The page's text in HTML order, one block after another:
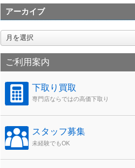
アーカイブ
ア
ー
カ
イご利用案内
下取り買取
専門店ならではの高価下取り
スタッフ募集
未経験でもOK